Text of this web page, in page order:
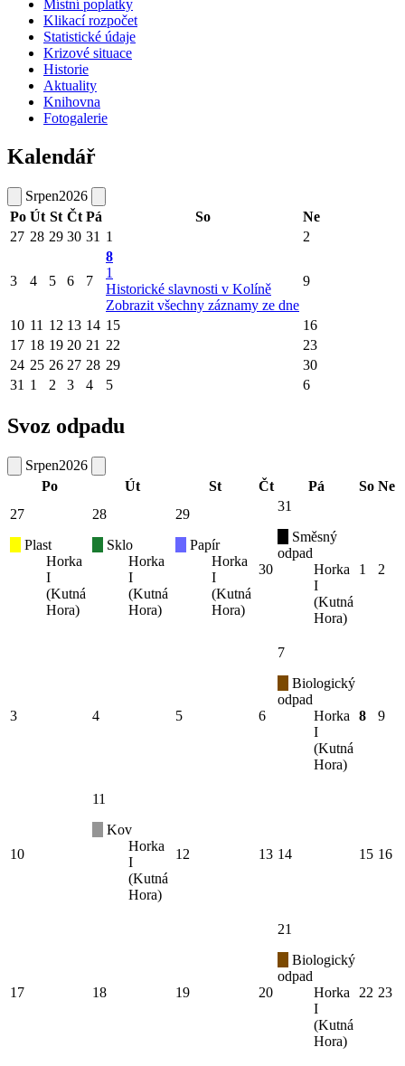
Místní poplatky
Klikací rozpočet
Statistické údaje
Krizové situace
Historie
Aktuality
Knihovna
Fotogalerie
Kalendář
Srpen2026
Po Út St Čt Pá So
Ne
27 28 29 30 31 1 2
3 4 5 6 7
8
1
Historické slavnosti v Kolíně
Zobrazit všechny záznamy ze dne
9
10 11 12 13 14 15
16
17 18 19 20 21 22
23
24 25 26 27 28 29
30
31 1 2 3 4 5 6
Svoz odpadu
Srpen2026
Po
Út St Čt Pá So Ne
27
Plast
Horka
I
(Kutná
Hora)
28
Sklo
Horka
I
(Kutná
Hora)
29
Papír
Horka
I
(Kutná
Hora)
30
31
Směsný
odpad
Horka
I
(Kutná
Hora)
1 2
3 4 5 6
7
Biologický
odpad
Horka
I
(Kutná
Hora)
8 9
10
11
Kov
Horka
I
(Kutná
Hora)
12 13 14 15 16
17 18 19 20
21
Biologický
odpad
Horka
I
(Kutná
Hora)
22 23